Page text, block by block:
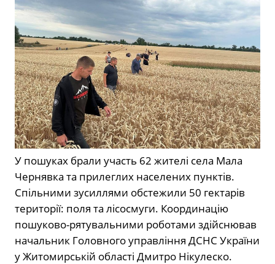
У пошуках брали участь 62 жителі села Мала
Чернявка та прилеглих населених пунктів.
Спільними зусиллями обстежили 50 гектарів
території: поля та лісосмуги. Координацію
пошуково-рятувальними роботами здійснював
начальник Головного управління ДСНС України
у Житомирській області Дмитро Нікулеско.